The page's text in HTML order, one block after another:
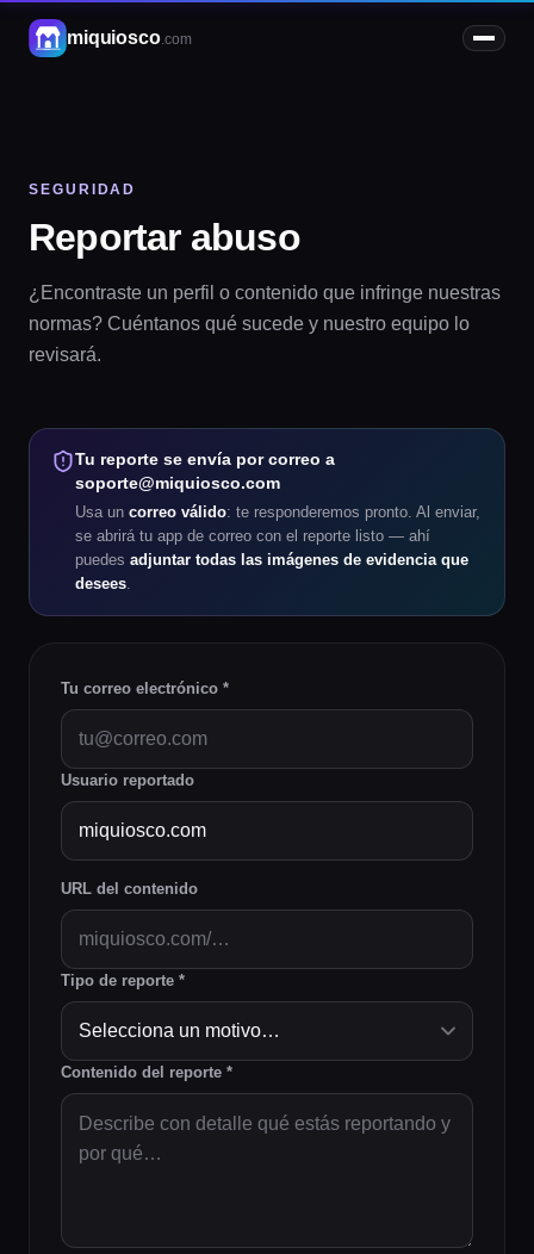
miquiosco.com
SEGURIDAD
Reportar abuso
¿Encontraste un perfil o contenido que infringe nuestras
normas? Cuéntanos qué sucede y nuestro equipo lo
revisará.
Tu reporte se envía por correo a
soporte@miquiosco.com
Usa un correo válido: te responderemos pronto. Al enviar,
se abrirá tu app de correo con el reporte listo — ahí
puedes adjuntar todas las imágenes de evidencia que
desees.
Tu correo electrónico *
Usuario reportado
URL del contenido
Tipo de reporte *
Contenido del reporte *